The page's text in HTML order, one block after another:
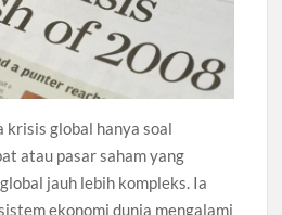
krisis global hanya soal
atau pasar saham yang
jauh lebih kompleks. Ia
ekonomi dunia mengalami